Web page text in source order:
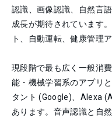
認識、画像認識、自然言
成長が期待されています
ト、自動運転、健康管理
現段階で最も広く一般消
能・機械学習系のアプリ
タント (Google)、Alexa
あります。音声認識と自